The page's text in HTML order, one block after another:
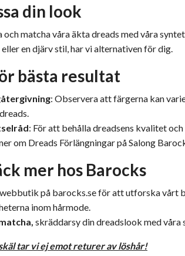
din look
och matcha våra äkta dreads med våra
en djärv stil, har vi alternativen för dig.
bästa resultat
: Observera att färgerna kan
: För att behålla dreadsens kvalitet
om Dreads Förlängningar på Salong
mer hos Barocks
på barocks.seför att utforska vårt
inom hårmode.
skräddarsy din dreadslook med våra
tar vi ej emot returer av löshår!